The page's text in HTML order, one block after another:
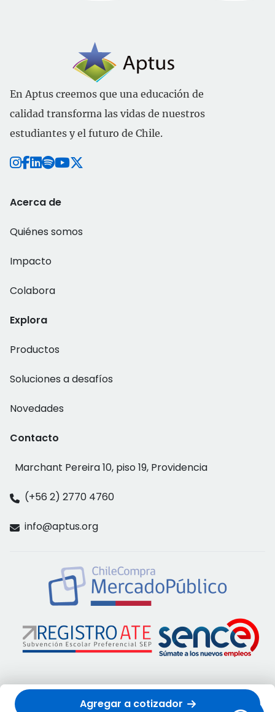
Agregar a cotizador
En Aptus creemos que una educación de
calidad transforma las vidas de nuestros
estudiantes y el futuro de Chile.
Acerca de
Quiénes somos
Impacto
Colabora
Explora
Productos
Soluciones a desafíos
Novedades
Contacto
Marchant Pereira 10, piso 19, Providencia
(+56 2) 2770 4760
info@aptus.org
Política de privacidad Términos y condiciones